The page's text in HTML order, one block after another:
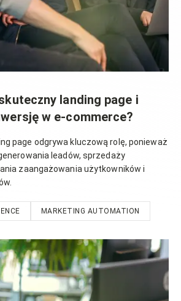
landing page i
w e-commerce?
page odgrywa kluczową rolę, ponieważ
leadów, sprzedaży
zaangażowania użytkowników i
MARKETING AUTOMATION